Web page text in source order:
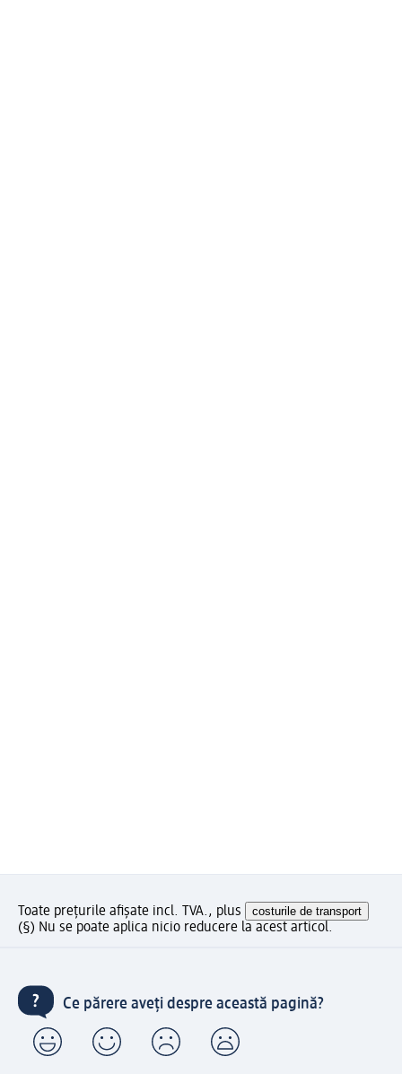
Toate prețurile afișate incl. TVA., plus costurile de transport
(§) Nu se poate aplica nicio reducere la acest articol.
Ce părere aveți despre această pagină?